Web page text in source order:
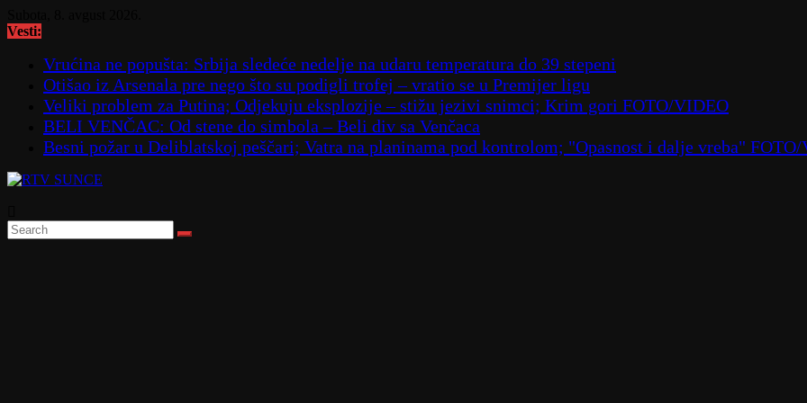
to
Vesti:
Vrućina ne popušta: Srbija sledeće nedelje na udaru temperatura do 39 stepeni
Otišao iz Arsenala pre nego što su podigli trofej – vratio se u Premijer ligu
Veliki problem za Putina; Odjekuju eksplozije – stižu jezivi snimci; Krim gori FOTO/VIDEO
BELI VENČAC: Od stene do simbola – Beli div sa Venčaca
Besni požar u Deliblatskoj peščari; Vatra na planinama pod kontrolom; "Opasnost i dalje vreba"